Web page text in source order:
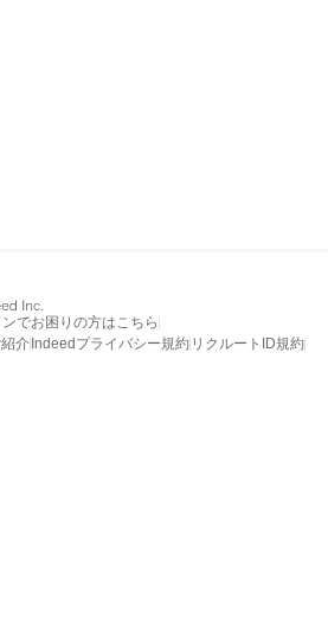
ンでお困りの方はこちら
介 Indeedプライバシー規約 リクルートID規約